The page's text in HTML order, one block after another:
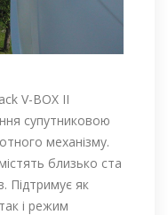
V-BOX II
супутниковою
механізму.
близько ста
Підтримує як
і режим